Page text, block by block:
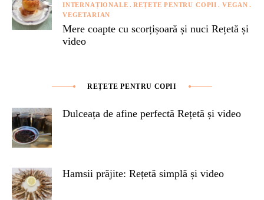
INTERNAȚIONALE
REȚETE PENTRU COPII
VEGAN
VEGETARIAN
Mere coapte cu scorțișoară și nuci Rețetă și
video
REȚETE PENTRU COPII
Dulceața de afine perfectă Rețetă și video
Hamsii prăjite: Rețetă simplă și video